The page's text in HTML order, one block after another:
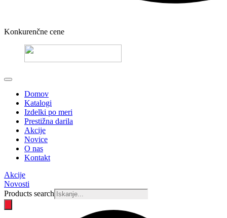
Konkurenčne cene
Domov
Katalogi
Izdelki po meri
Prestižna darila
Akcije
Novice
O nas
Kontakt
Akcije
Novosti
Products search